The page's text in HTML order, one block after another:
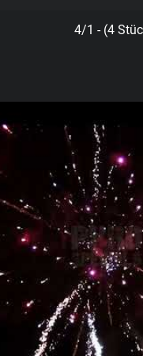
4/1 - (4